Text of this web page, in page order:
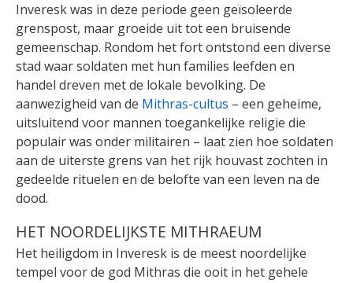
Inveresk was in deze periode geen geïsoleerde
grenspost, maar groeide uit tot een bruisende
gemeenschap. Rondom het fort ontstond een diverse
stad waar soldaten met hun families leefden en
handel dreven met de lokale bevolking. De
aanwezigheid van de Mithras-cultus – een geheime,
uitsluitend voor mannen toegankelijke religie die
populair was onder militairen – laat zien hoe soldaten
aan de uiterste grens van het rijk houvast zochten in
gedeelde rituelen en de belofte van een leven na de
dood.
HET NOORDELIJKSTE MITHRAEUM
Het heiligdom in Inveresk is de meest noordelijke
tempel voor de god Mithras die ooit in het gehele